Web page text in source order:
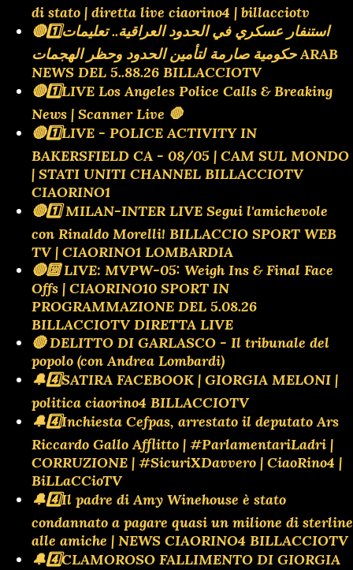
di stato | diretta live ciaorino4 | billacciotv
🔴1️⃣استنفار عسكري في الحدود العراقية.. تعليمات
حكومية صارمة لتأمين الحدود وحظر الهجمات ARAB
NEWS DEL 5..88.26 BILLACCIOTV
🔴1️⃣LIVE Los Angeles Police Calls & Breaking
News | Scanner Live 🛑
🔴1️⃣LIVE - POLICE ACTIVITY IN
BAKERSFIELD CA - 08/05 | CAM SUL MONDO
| STATI UNITI CHANNEL BILLACCIOTV
CIAORINO1
🔴1️⃣ MILAN-INTER LIVE Segui l'amichevole
con Rinaldo Morelli! BILLACCIO SPORT WEB
TV | CIAORINO1 LOMBARDIA
🔴🔟 LIVE: MVPW-05: Weigh Ins & Final Face
Offs | CIAORINO10 SPORT IN
PROGRAMMAZIONE DEL 5.08.26
BILLACCIOTV DIRETTA LIVE
🔴 DELITTO DI GARLASCO - Il tribunale del
popolo (con Andrea Lombardi)
🔔4️⃣SATIRA FACEBOOK | GIORGIA MELONI |
politica ciaorino4 BILLACCIOTV
🔔4️⃣Inchiesta Cefpas, arrestato il deputato Ars
Riccardo Gallo Afflitto | #ParlamentariLadri |
CORRUZIONE | #SicuriXDavvero | CiaoRino4 |
BiLLaCCioTV
🔔4️⃣Il padre di Amy Winehouse è stato
condannato a pagare quasi un milione di sterline
alle amiche | NEWS CIAORINO4 BILLACCIOTV
🔔4️⃣CLAMOROSO FALLIMENTO DI GIORGIA